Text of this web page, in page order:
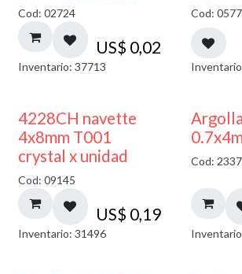
Cod: 02724
US$ 0,02
Inventario: 37713
Cod:
4228CH navette
4x8mm T001
crystal x unidad
Cod: 09145
US$ 0,19
Inventario: 31496
Cod: